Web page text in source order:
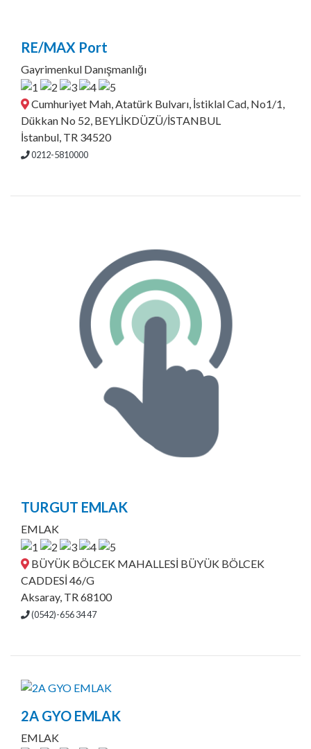
RE/MAX Port
Gayrimenkul Danışmanlığı
Cumhuriyet Mah, Atatürk Bulvarı, İstiklal Cad, No1/1,
Dükkan No 52, BEYLİKDÜZÜ/İSTANBUL
İstanbul, TR 34520
0212-5810000
TURGUT EMLAK
EMLAK
BÜYÜK BÖLCEK MAHALLESİ BÜYÜK BÖLCEK
CADDESİ 46/G
Aksaray, TR 68100
(0542)-656 34 47
2A GYO EMLAK
EMLAK